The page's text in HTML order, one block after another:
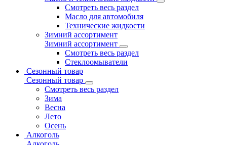
Смотреть весь раздел
Масло для автомобиля
Технические жидкости
Зимний ассортимент
Зимний ассортимент
Смотреть весь раздел
Стеклоомыватели
Сезонный товар
Сезонный товар
Смотреть весь раздел
Зима
Весна
Лето
Осень
Алкоголь